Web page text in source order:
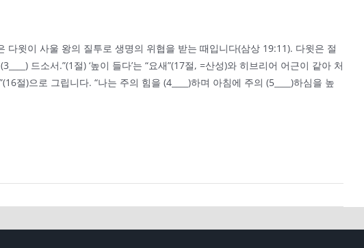
다윗이 사울 왕의 질투로 생명의 위협을 받는 때입니다(삼상 19:11). 다윗은 절
드소서.”(1절) ‘높이 들다’는 “요새”(17절, =산성)와 히브리어 어근이 같아 처
절)으로 그립니다. “나는 주의 힘을 (4____)하며 아침에 주의 (5____)하심을 높